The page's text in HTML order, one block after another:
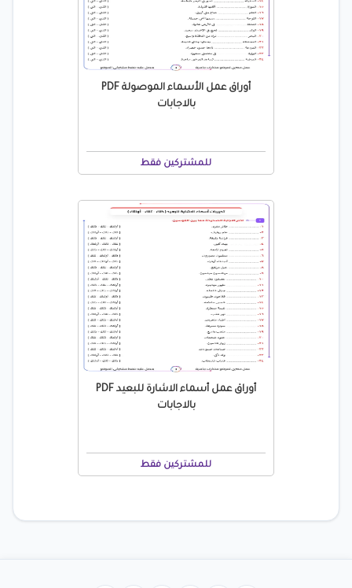
أوراق عمل الأسماء الموصولة PDF
بالاجابات
للمشتركين فقط
أوراق عمل أسماء الاشارة للبعيد PDF
بالاجابات
للمشتركين فقط